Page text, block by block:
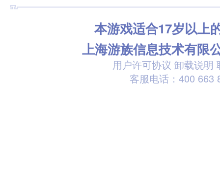
本游戏适合17岁以上
上海游族信息技术有限
用户许可协议 卸载说明
客服电话：400 663